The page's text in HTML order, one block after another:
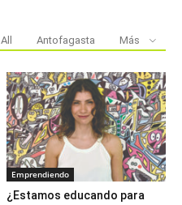
All Antofagasta Más
Emprendiendo
¿Estamos educando para